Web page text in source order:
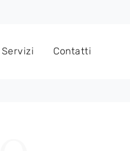
Servizi Contatti